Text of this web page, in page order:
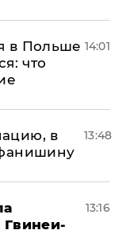
в Польше
что
14:01
в
13:48
Гвинеи-
13:16